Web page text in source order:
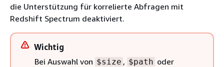
die Unterstützung für korrelierte Abfragen mit
Redshift Spectrum deaktiviert.
Wichtig
Bei Auswahl von $size , $path oder